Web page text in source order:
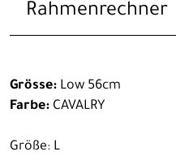
Rahmenrechner
Grösse: Low 56cm
Farbe: CAVALRY
Größe: L